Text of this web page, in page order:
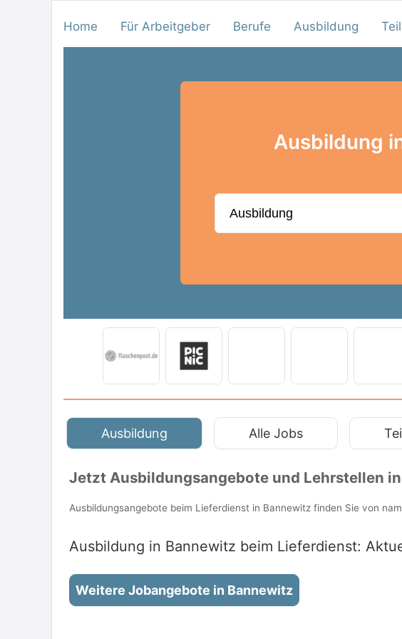
Home Für Arbeitgeber Berufe Ausbildung
Ausbildung
Ausbildung Alle Jobs
Jetzt Ausbildungsangebote und Lehrstellen
Ausbildungsangebote beim Lieferdienst in Bannewitz finden Sie von
Ausbildung in Bannewitz beim Lieferdienst:
Weitere Jobangebote in Bannewitz